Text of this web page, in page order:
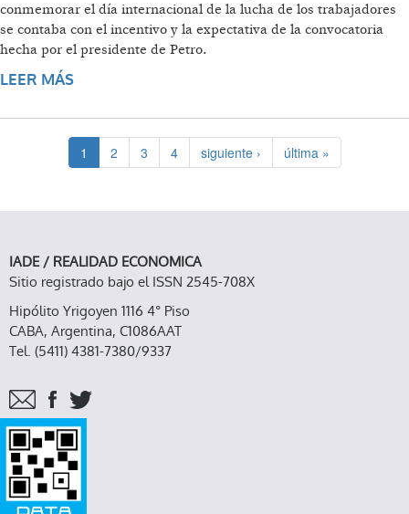
conmemorar el día internacional de la lucha de los trabajadores
se contaba con el incentivo y la expectativa de la convocatoria
hecha por el presidente de Petro.
LEER MÁS
1 2 3 4 siguiente › última »
IADE / REALIDAD ECONOMICA
Sitio registrado bajo el ISSN 2545-708X
Hipólito Yrigoyen 1116 4° Piso
CABA, Argentina, C1086AAT
Tel. (5411) 4381-7380/9337